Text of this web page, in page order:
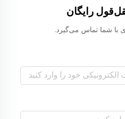
رایگان
با شما تماس می‌گیرد.